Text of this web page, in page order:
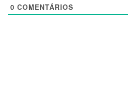
0 COMENTÁRIOS